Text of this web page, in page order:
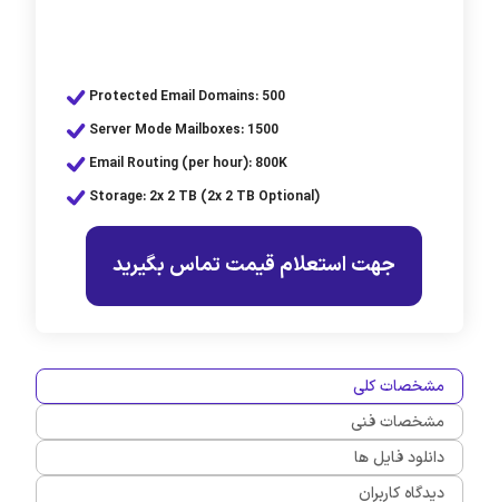
Protected Email Domains: 500
Server Mode Mailboxes: 1500
Email Routing (per hour): 800K
Storage: 2x 2 TB (2x 2 TB Optional)
جهت استعلام قیمت تماس بگیرید
مشخصات کلی
مشخصات فنی
دانلود فایل ها
دیدگاه کاربران